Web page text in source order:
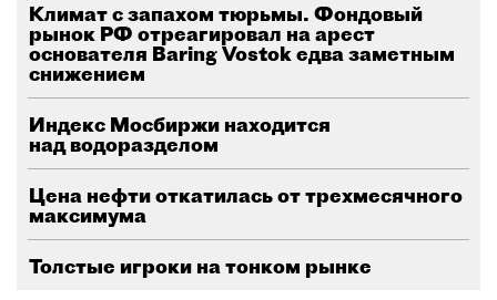
Климат с запахом тюрьмы. Фондовый
рынок РФ отреагировал на арест
основателя Baring Vostok едва заметным
снижением
Индекс Мосбиржи находится
над водоразделом
Цена нефти откатилась от трехмесячного
максимума
Толстые игроки на тонком рынке